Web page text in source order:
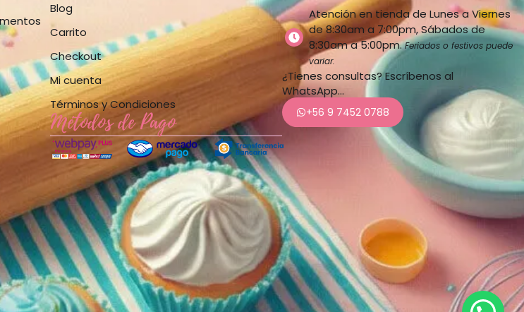
Blog
Carrito
Checkout
Mi cuenta
Términos y Condiciones
Métodos de Pago
Atención en tienda de Lunes a Viernes
de 8:30am a 7:00pm, Sábados de
8:30am a 5:00pm.Feriados o festivos puede
variar.
¿Tienes consultas? Escríbenos al
WhatsApp…
+56 9 7452 0788